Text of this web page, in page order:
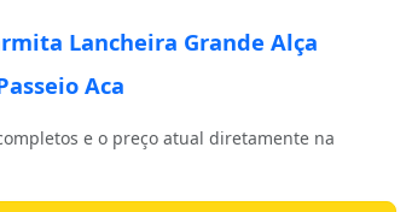
Lancheira Grande Alça
Aca
e o preço atual diretamente na